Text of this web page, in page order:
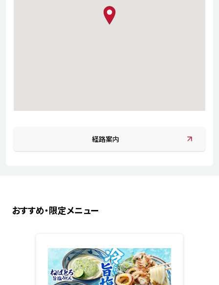
map pin
経路案内
おすすめ・限定メニュー